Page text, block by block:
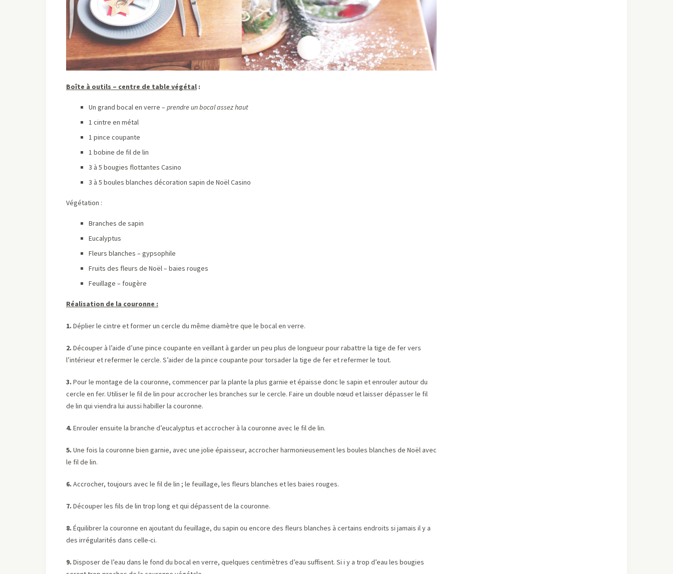
Boîte à outils – centre de table végétal :
Un grand bocal en verre –prendre un bocal assez haut
1 cintre en métal
1 pince coupante
1 bobine de fil de lin
3 à 5 bougies flottantes Casino
3 à 5 boules blanches décoration sapin de Noël Casino
Végétation :
Branches de sapin
Eucalyptus
Fleurs blanches – gypsophile
Fruits des fleurs de Noël – baies rouges
Feuillage – fougère
Réalisation de la couronne :
1. Déplier le cintre et former un cercle du même diamètre que le bocal en verre.
2. Découper à l’aide d’une pince coupante en veillant à garder un peu plus de longueur pour rabattre la tige de fer vers
l’intérieur et refermer le cercle. S’aider de la pince coupante pour torsader la tige de fer et refermer le tout.
3. Pour le montage de la couronne, commencer par la plante la plus garnie et épaisse donc le sapin et enrouler autour du
cercle en fer. Utiliser le fil de lin pour accrocher les branches sur le cercle. Faire un double nœud et laisser dépasser le fil
de lin qui viendra lui aussi habiller la couronne.
4. Enrouler ensuite la branche d’eucalyptus et accrocher à la couronne avec le fil de lin.
5. Une fois la couronne bien garnie, avec une jolie épaisseur, accrocher harmonieusement les boules blanches de Noël avec
le fil de lin.
6. Accrocher, toujours avec le fil de lin ; le feuillage, les fleurs blanches et les baies rouges.
7. Découper les fils de lin trop long et qui dépassent de la couronne.
8. Équilibrer la couronne en ajoutant du feuillage, du sapin ou encore des fleurs blanches à certains endroits si jamais il y a
des irrégularités dans celle-ci.
9. Disposer de l’eau dans le fond du bocal en verre, quelques centimètres d’eau suffisent. Si i y a trop d’eau les bougies